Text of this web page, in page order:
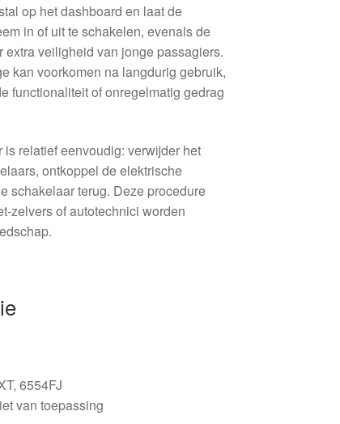
op het dashboard en laat de
in of uit te schakelen, evenals de
veiligheid van jonge passagiers.
kan voorkomen na langdurig gebruik,
functionaliteit of onregelmatig gedrag
relatief eenvoudig: verwijder het
ontkoppel de elektrische
schakelaar terug. Deze procedure
zelvers of autotechnici worden
6554FJ
van toepassing